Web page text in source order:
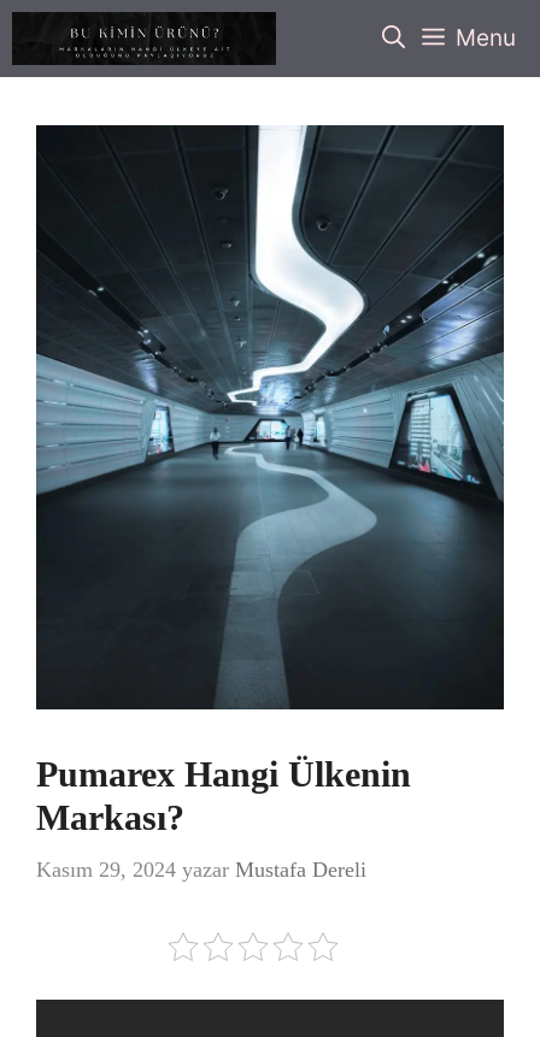
İçeriğe
Menu
Pumarex Hangi Ülkenin
Markası?
Kasım 29, 2024 yazar Mustafa Dereli